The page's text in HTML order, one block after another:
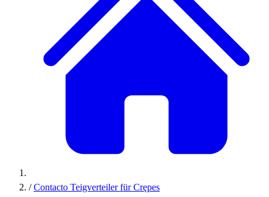
/ Contacto Teigverteiler für Crępes